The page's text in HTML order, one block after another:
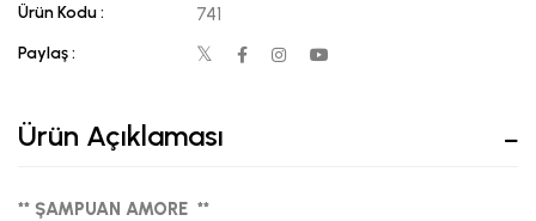
Ürün Kodu : 741
Paylaş :
Ürün Açıklaması
** ŞAMPUAN AMORE **